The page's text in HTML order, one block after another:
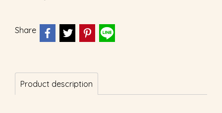
Share
Product description